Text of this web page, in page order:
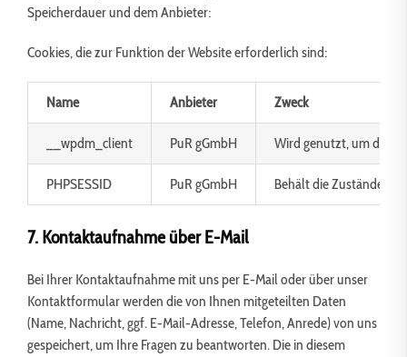
Speicherdauer und dem Anbieter:
Cookies, die zur Funktion der Website erforderlich sind:
Name Anbieter Zweck
__wpdm_client PuR gGmbH Wird genutzt, um die
PHPSESSID PuR gGmbH Behält die Zustände
7. Kontaktaufnahme über E-Mail
Bei Ihrer Kontaktaufnahme mit uns per E-Mail oder über unser
Kontaktformular werden die von Ihnen mitgeteilten Daten
(Name, Nachricht, ggf. E-Mail-Adresse, Telefon, Anrede) von uns
gespeichert, um Ihre Fragen zu beantworten. Die in diesem